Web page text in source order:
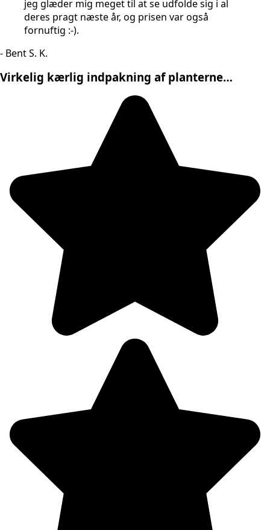
jeg glæder mig meget til at se udfolde sig i al
deres pragt næste år, og prisen var også
fornuftig :-).
- Bent S. K.
Virkelig kærlig indpakning af planterne…